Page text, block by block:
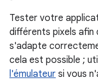
Tester votre
différents pixels
s'adapte
cela est possible ;
l'émulateur si vous